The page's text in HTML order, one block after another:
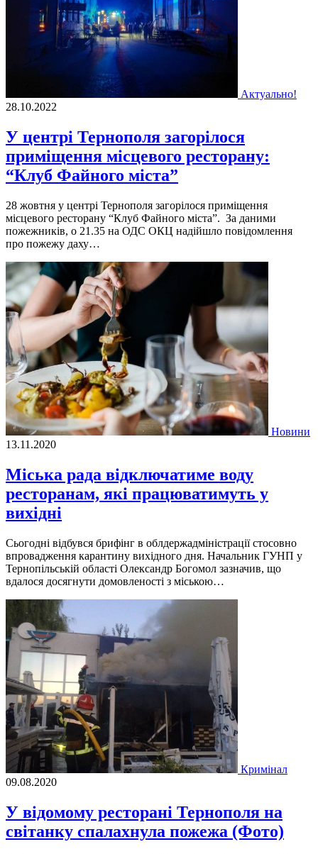
Актуально!
28.10.2022
У центрі Тернополя загорілося
приміщення місцевого ресторану:
“Клуб Файного міста”
28 жовтня у центрi Тернополя загорiлося примiщення
мiсцевого ресторану “Клуб Файного мiста”. За даними
пожежникiв, о 21.35 на ОДС ОКЦ надiйшло повiдомлення
про пожежу даху…
Новини
13.11.2020
Міська рада відключатиме воду
ресторанам, які працюватимуть у
вихідні
Сьогодні відбувся брифінг в облдержадміністрації стосовно
впровадження карантину вихідного дня. Начальник ГУНП у
Тернопільській області Олександр Богомол зазначив, що
вдалося досягнути домовленості з міською…
Кримінал
09.08.2020
У відомому ресторані Тернополя на
світанку спалахнула пожежа (Фото)